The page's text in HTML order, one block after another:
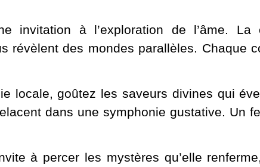
invitation à l’exploration de l’âme.
révèlent des mondes parallèles. Chaque
locale, goûtez les saveurs divines qui
dans une symphonie gustative. Un
à percer les mystères qu’elle